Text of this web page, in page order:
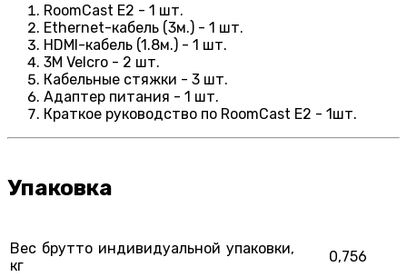
RoomCast E2 - 1 шт.
Ethernet-кабель (3м.) - 1 шт.
HDMI-кабель (1.8м.) - 1 шт.
3М Velcro - 2 шт.
Кабельные стяжки - 3 шт.
Адаптер питания - 1 шт.
Краткое руководство по RoomCast E2 - 1шт.
Упаковка
Вес брутто индивидуальной упаковки,
кг
0,756